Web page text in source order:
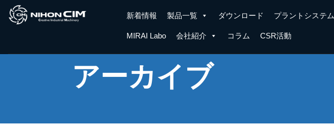
新着情報 製品一覧 ダウンロード プラントシステム
MIRAI Labo 会社紹介 コラム CSR活動
アーカイブ